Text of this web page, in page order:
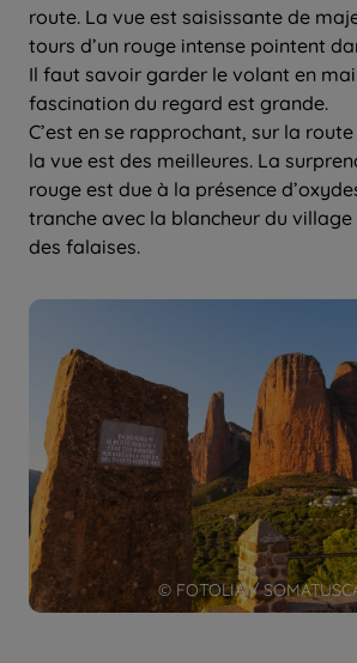
© FOTOLIA /
route. La vue est saisissante de
tours d’un rouge intense pointent
Il faut savoir garder le volant en
fascination du regard est grande.
C’est en se rapprochant, sur la
la vue est des meilleures. La
rouge est due à la présence
tranche avec la blancheur du village
des falaises.